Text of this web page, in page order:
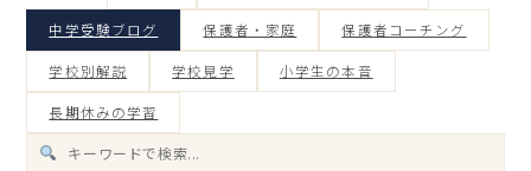
中学受験ブログ 保護者・家庭 保護者コーチング
学校別解説 学校見学 小学生の本音
長期休みの学習